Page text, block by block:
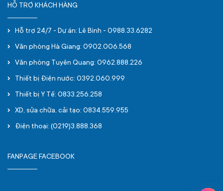
HỖ TRỢ KHÁCH HÀNG
Hỗ trợ 24/7 - Dự án: Lê Bình - 0988.33.6282
Văn phòng Hà Giang: 0902.006.568
Văn phòng Tuyên Quang: 0962.888.226
Thiết bị Điện nước: 0392.060.999
Thiết bị Y Tế: 0833.256.258
XD, sửa chữa, cải tạo: 0834.559.955
Điện thoại: (0219)3.888.368
FANPAGE FACEBOOK